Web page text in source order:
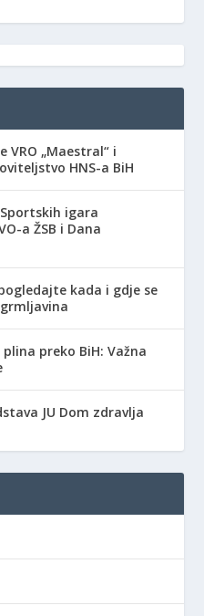
VRO „Maestral“ i
HNS-a BiH
Sportskih igara
a ŽSB i Dana
kada i gdje se
preko BiH: Važna
JU Dom zdravlja